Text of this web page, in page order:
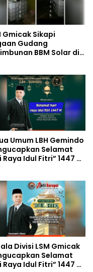
Gmicak Sikapi
Gudang
BBM Solar di
Inisial R
Umum LBH Gemindo
Selamat
Raya Idul Fitri” 1447 H
Divisi LSM Gmicak
Selamat
Raya Idul Fitri” 1447 H